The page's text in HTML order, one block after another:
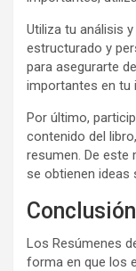
Utiliza tu análisis
estructurado y
para asegurarte
importantes en tu
Por último,
contenido del
resumen. De este
se obtienen ideas
Conclusión
Los Resúmenes
forma en que los